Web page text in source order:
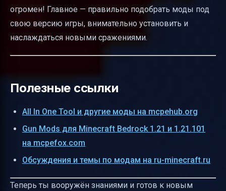
огромен! Главное — правильно подобрать моды под
свою версию игры, внимательно установить и
наслаждаться новыми сражениями.
Полезные ссылки
All In One Tool и другие моды на mcpehub.org
Gun Mods для Minecraft Bedrock 1.21 и 1.21.101
на mcpefox.com
Обсуждения и темы по модам на ru-minecraft.ru
Теперь ты вооружён знаниями и готов к новым